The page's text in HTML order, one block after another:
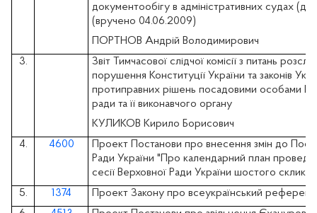
документообігу в адміністративних судах
(вручено 04.06.2009)
ПОРТНОВ Андрій Володимирович
3.
Звіт Тимчасової слідчої комісії з питань
порушення Конституції України та законів
протиправних рішень посадовими особами
ради та її виконавчого органу
КУЛИКОВ Кирило Борисович
4.
4600
Проект Постанови про внесення змін до
Ради України "Про календарний план
сесії Верховної Ради України шостого
5.
1374
Проект Закону про всеукраїнський